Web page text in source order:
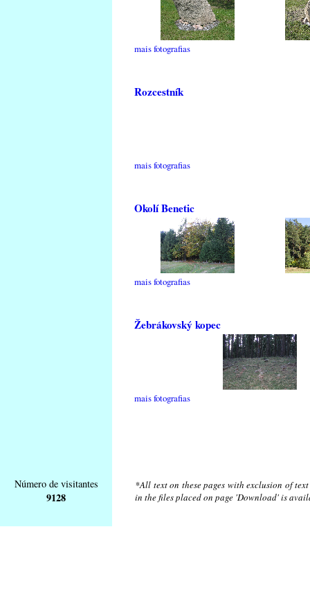
mais fotografias
Rozcestník
mais fotografias
Okolí Benetic
mais fotografias
Žebrákovský kopec
mais fotografias
Número de visitantes
9128
*All text on these pages with exclusion of
in the files placed on page 'Download' is